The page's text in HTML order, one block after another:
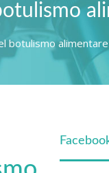
botulismo alimentare